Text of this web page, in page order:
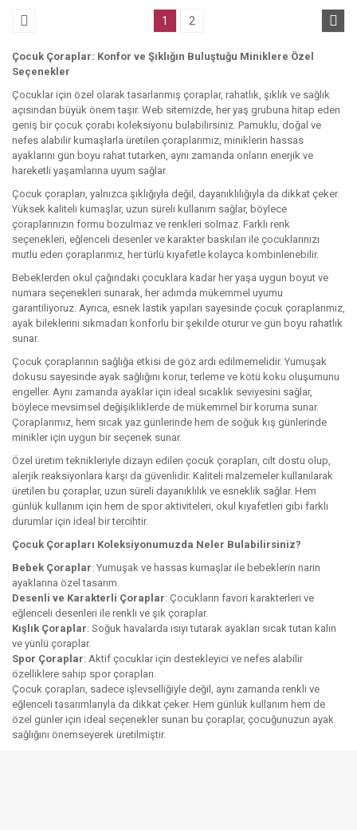
1 2
Çocuk Çoraplar: Konfor ve Şıklığın Buluştuğu Miniklere Özel
Seçenekler
Çocuklar için özel olarak tasarlanmış çoraplar, rahatlık, şıklık ve sağlık
açısından büyük önem taşır. Web sitemizde, her yaş grubuna hitap eden
geniş bir çocuk çorabı koleksiyonu bulabilirsiniz. Pamuklu, doğal ve
nefes alabilir kumaşlarla üretilen çoraplarımız, miniklerin hassas
ayaklarını gün boyu rahat tutarken, aynı zamanda onların enerjik ve
hareketli yaşamlarına uyum sağlar.
Çocuk çorapları, yalnızca şıklığıyla değil, dayanıklılığıyla da dikkat çeker.
Yüksek kaliteli kumaşlar, uzun süreli kullanım sağlar, böylece
çoraplarınızın formu bozulmaz ve renkleri solmaz. Farklı renk
seçenekleri, eğlenceli desenler ve karakter baskıları ile çocuklarınızı
mutlu eden çoraplarımız, her türlü kıyafetle kolayca kombinlenebilir.
Bebeklerden okul çağındaki çocuklara kadar her yaşa uygun boyut ve
numara seçenekleri sunarak, her adımda mükemmel uyumu
garantiliyoruz. Ayrıca, esnek lastik yapıları sayesinde çocuk çoraplarımız,
ayak bileklerini sıkmadan konforlu bir şekilde oturur ve gün boyu rahatlık
sunar.
Çocuk çoraplarının sağlığa etkisi de göz ardı edilmemelidir. Yumuşak
dokusu sayesinde ayak sağlığını korur, terleme ve kötü koku oluşumunu
engeller. Aynı zamanda ayaklar için ideal sıcaklık seviyesini sağlar,
böylece mevsimsel değişikliklerde de mükemmel bir koruma sunar.
Çoraplarımız, hem sıcak yaz günlerinde hem de soğuk kış günlerinde
minikler için uygun bir seçenek sunar.
Özel üretim teknikleriyle dizayn edilen çocuk çorapları, cilt dostu olup,
alerjik reaksiyonlara karşı da güvenlidir. Kaliteli malzemeler kullanılarak
üretilen bu çoraplar, uzun süreli dayanıklılık ve esneklik sağlar. Hem
günlük kullanım için hem de spor aktiviteleri, okul kıyafetleri gibi farklı
durumlar için ideal bir tercihtir.
Çocuk Çorapları Koleksiyonumuzda Neler Bulabilirsiniz?
Bebek Çoraplar: Yumuşak ve hassas kumaşlar ile bebeklerin narin
ayaklarına özel tasarım.
Desenli ve Karakterli Çoraplar: Çocukların favori karakterleri ve
eğlenceli desenleri ile renkli ve şık çoraplar.
Kışlık Çoraplar: Soğuk havalarda ısıyı tutarak ayakları sıcak tutan kalın
ve yünlü çoraplar.
Spor Çoraplar: Aktif çocuklar için destekleyici ve nefes alabilir
özelliklere sahip spor çorapları.
Çocuk çorapları, sadece işlevselliğiyle değil, aynı zamanda renkli ve
eğlenceli tasarımlarıyla da dikkat çeker. Hem günlük kullanım hem de
özel günler için ideal seçenekler sunan bu çoraplar, çocuğunuzun ayak
sağlığını önemseyerek üretilmiştir.